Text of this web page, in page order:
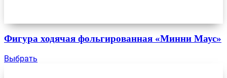
Фигура ходячая фольгированная «Минни Маус»
Выбрать